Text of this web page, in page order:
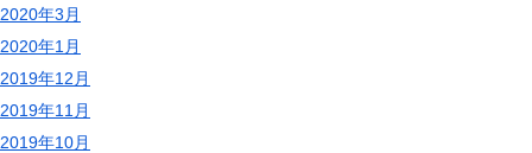
2020年3月
2020年1月
2019年12月
2019年11月
2019年10月